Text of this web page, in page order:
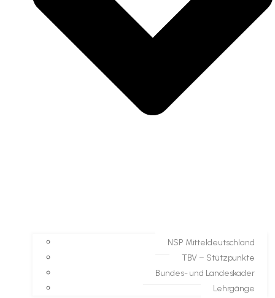
NSP Mitteldeutschland
TBV – Stützpunkte
Bundes- und Landeskader
Lehrgänge